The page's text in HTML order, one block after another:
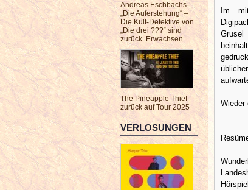
Andreas Eschbachs
„Die Auferstehung“ –
Die Kult-Detektive von
„Die drei ???“ sind
zurück. Erwachsen.
The Pineapple Thief
zurück auf Tour 2025
VERLOSUNGEN
Im
Grusel
Wieder